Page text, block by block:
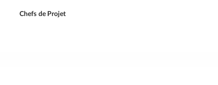
Chefs de Projet